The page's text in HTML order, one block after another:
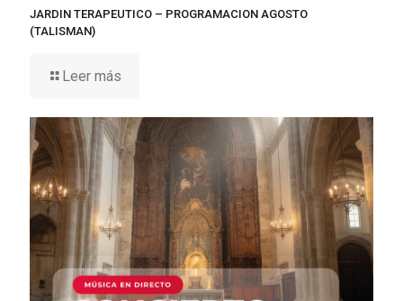
JARDIN TERAPEUTICO – PROGRAMACION AGOSTO
(TALISMAN)
Leer más